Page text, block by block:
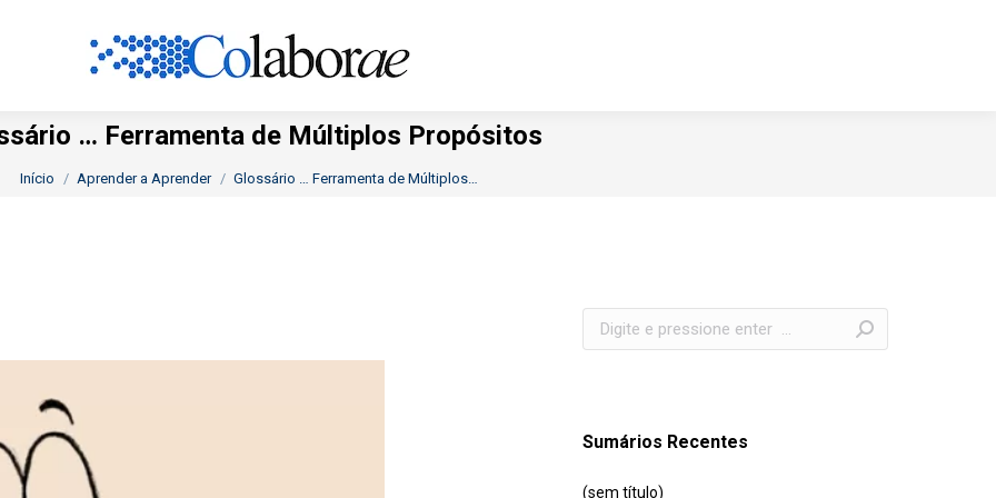
… Ferramenta de Múltiplos Propósitos
Você está aqui:
Início Aprender a Aprender Glossário … Ferramenta de Múltiplos…
Search:
Sumários Recentes
(sem título)